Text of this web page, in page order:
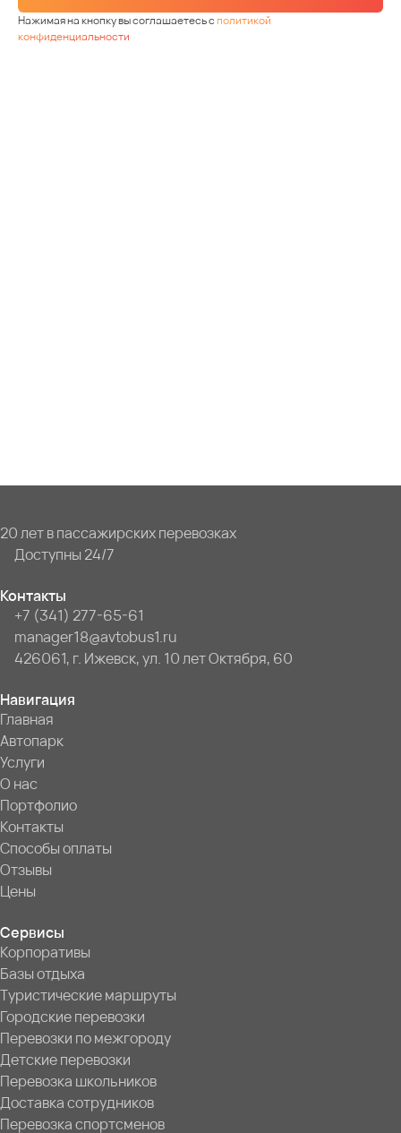
Нажимая на кнопку вы соглашаетесь сполитикой
конфиденциальности
20 лет в пассажирских перевозках
Доступны 24/7
Контакты
+7 (341) 277-65-61
manager18@avtobus1.ru
426061, г. Ижевск, ул. 10 лет Октября, 60
Навигация
Главная
Автопарк
Услуги
О нас
Портфолио
Контакты
Способы оплаты
Отзывы
Цены
Сервисы
Корпоративы
Базы отдыха
Туристические маршруты
Городские перевозки
Перевозки по межгороду
Детские перевозки
Перевозка школьников
Доставка сотрудников
Перевозка спортсменов